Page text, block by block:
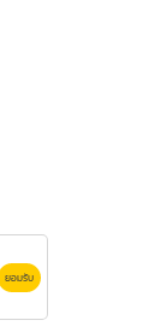
ยอมรับ